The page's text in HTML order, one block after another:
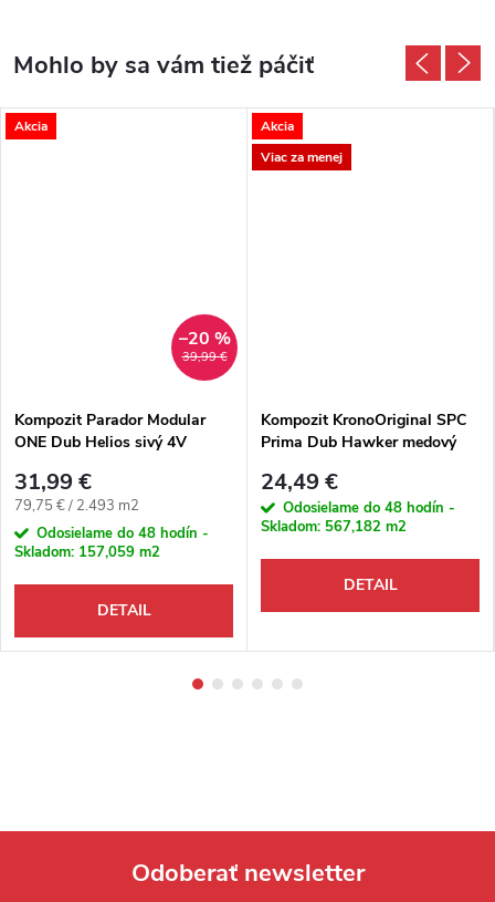
Akcia
39,99 €
–20 %
Kompozit Parador Modular
ONE Dub Helios sivý 4V
31,99 €
Jednotková cena:
79,75 € / 2.493 m2
Odosielame do 48 hodín -
Skladom: 157,059 m2
DETAIL
Akcia
Viac za menej
Kompozit KronoOriginal SPC
Prima Dub Hawker medový
24,49 €
Odosielame do 48 hodín -
Skladom: 567,182 m2
DETAIL
Odoberať newsletter